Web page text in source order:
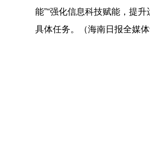
能”“强化信息科技赋能，提
具体任务。（海南日报全媒体